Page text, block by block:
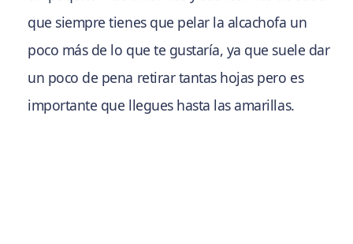
que siempre tienes que pelar la alcachofa un
poco más de lo que te gustaría, ya que suele dar
un poco de pena retirar tantas hojas pero es
importante que llegues hasta las amarillas.